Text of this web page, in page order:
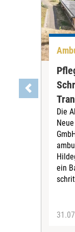
Die
ein